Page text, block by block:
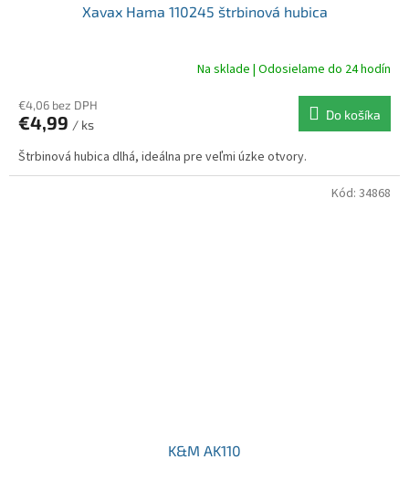
Xavax Hama 110245 štrbinová hubica
Na sklade | Odosielame do 24 hodín
€4,06 bez DPH
€4,99 / ks
Do košíka
Štrbinová hubica dlhá, ideálna pre veľmi úzke otvory.
K&M AK110
Kód: 34868